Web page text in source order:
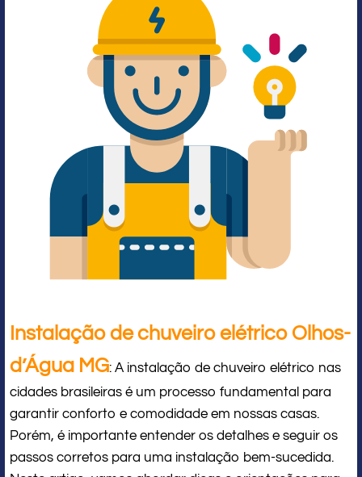
Instalação de chuveiro elétrico Olhos-
d’Água MG: A instalação de chuveiro elétrico nas
cidades brasileiras é um processo fundamental para
garantir conforto e comodidade em nossas casas.
Porém, é importante entender os detalhes e seguir os
passos corretos para uma instalação bem-sucedida.